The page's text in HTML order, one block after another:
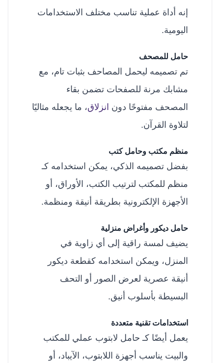
إنه أداة عملية تناسب مختلف الاستخدامات
اليومية.
حامل للمصحف
تم تصميمه ليحمل المصاحف بثبات تام، مع
مشابك مرنة للصفحات تضمن بقاء
المصحف مفتوحًا دون انزلاق، ما يجعله مثاليًا
لتلاوة القرآن.
منظم مكتب وحامل كتب
بفضل تصميمه الذكي، يمكن استخدامه كـ
منظم للمكتب لترتيب الكتب، الأوراق، أو
الأجهزة الإلكترونية بطريقة أنيقة ومنظمة.
حامل ديكور وأغراض منزلية
يضيف لمسة راقية إلى أي زاوية في
المنزل، ويمكن استخدامه كقطعة ديكور
أنيقة عصرية لعرض الصور أو التحف
البسيطة بأسلوب أنيق.
استخدامات تقنية متعددة
يعمل أيضًا كـ حامل لابتوب عملي للمكتب
والبيت يناسب أجهزة اللابتوب، الآيباد، أو